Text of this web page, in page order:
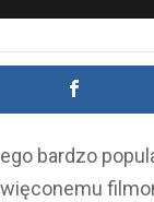
bardzo